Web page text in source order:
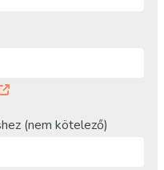
(nem kötelező)